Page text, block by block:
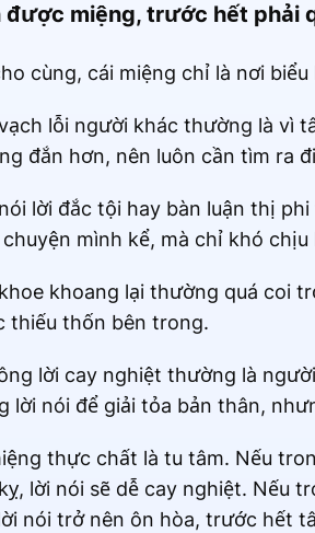
được miệng, trước hết phải
cùng, cái miệng chỉ là nơi
lỗi người khác thường là vì
đắn hơn, nên luôn cần tìm ra
lời đắc tội hay bàn luận thị
mình kể, mà chỉ khó
khoang lại thường quá coi
thiếu thốn bên trong.
lời cay nghiệt thường là
lời nói để giải tỏa bản thân,
thực chất là tu tâm. Nếu
lời nói sẽ dễ cay nghiệt. Nếu
nói trở nên ôn hòa, trước hết